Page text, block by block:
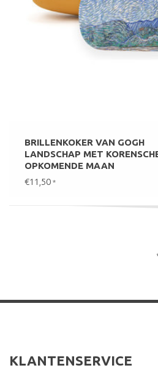
BRILLENKOKER VAN GOGH
LANDSCHAP MET
OPKOMENDE MAAN
€11,50 *
KLANTENSERVICE